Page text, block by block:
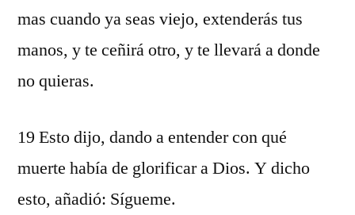
mas cuando ya seas viejo, extenderás tus
manos, y te ceñirá otro, y te llevará a donde
no quieras.
19 Esto dijo, dando a entender con qué
muerte había de glorificar a Dios. Y dicho
esto, añadió: Sígueme.